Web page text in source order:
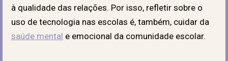
à qualidade das relações. Por isso, refletir sobre o
uso de tecnologia nas escolas é, também, cuidar da
saúde mental e emocional da comunidade escolar.